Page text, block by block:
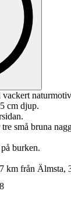
cm djup.
små bruna
burken.
km från Älmsta,